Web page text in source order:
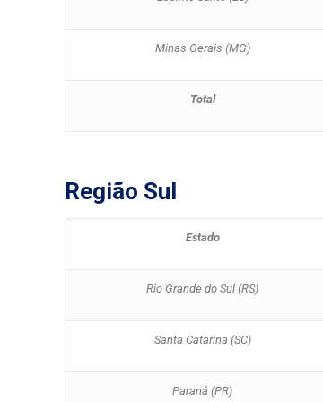
Minas Gerais (MG)
Total
Região Sul
Estado
Rio Grande do Sul (RS)
Santa Catarina (SC)
Paraná (PR)